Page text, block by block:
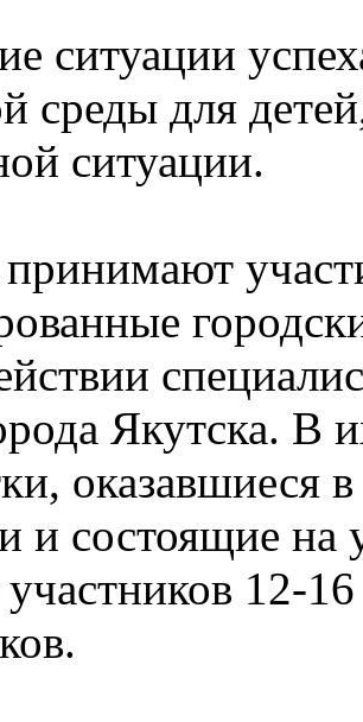
ситуации
среды для
ситуации.
Якутска. В
оказавшиеся
и состоящие
участников 12-